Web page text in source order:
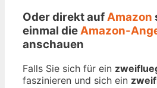
Oder direkt aufAmazon
einmal dieAmazon-
anschauen
Falls Sie sich für ein
faszinieren und sich ein